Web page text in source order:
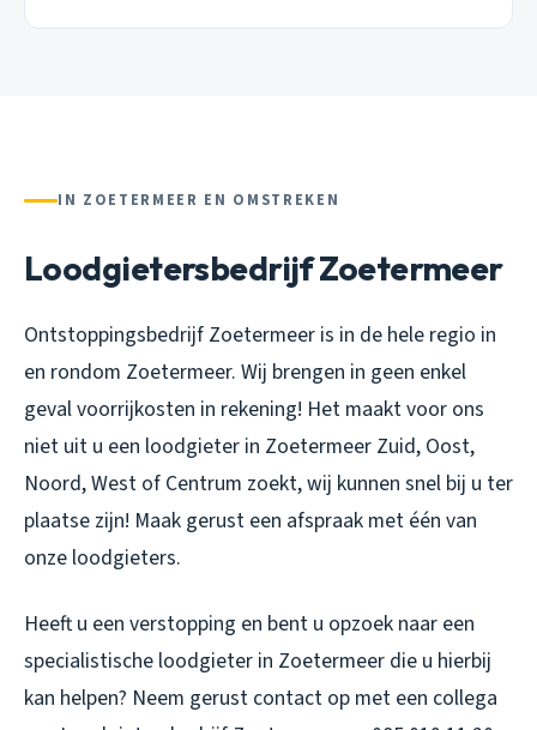
IN ZOETERMEER EN OMSTREKEN
Loodgietersbedrijf Zoetermeer
Ontstoppingsbedrijf Zoetermeer is in de hele regio in
en rondom Zoetermeer. Wij brengen in geen enkel
geval voorrijkosten in rekening! Het maakt voor ons
niet uit u een loodgieter in Zoetermeer Zuid, Oost,
Noord, West of Centrum zoekt, wij kunnen snel bij u ter
plaatse zijn! Maak gerust een afspraak met één van
onze loodgieters.
Heeft u een verstopping en bent u opzoek naar een
specialistische loodgieter in Zoetermeer die u hierbij
kan helpen? Neem gerust contact op met een collega